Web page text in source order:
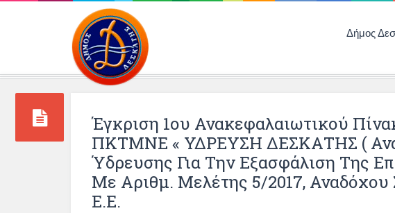
Δήμος
Έγκριση 1ου Ανακεφαλαιωτικού
ΠΚΤΜΝΕ « ΥΔΡΕΥΣΗ ΔΕΣΚΑΤΗΣ (
Ύδρευσης Για Την Εξασφάλιση Της
Με Αριθμ. Μελέτης 5/2017, Αναδόχου
Ε.Ε.